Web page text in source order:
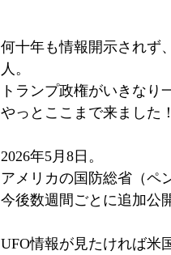
何十年も情報開示されず
人。
トランプ政権がいきなり
やっとここまで来ました！
2026年5月8日。
アメリカの国防総省（ペ
今後数週間ごとに追加公
UFO情報が見たければ米